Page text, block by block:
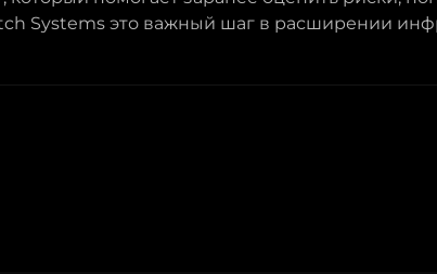
Systems это важный шаг в расширении